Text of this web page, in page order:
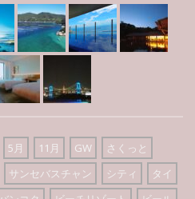
5月 11月 GW
さくっと
サンセバスチャン シティ
タイ